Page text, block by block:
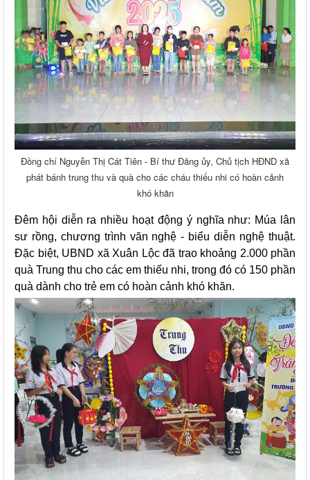
Đồng chí Nguyễn Thị Cát Tiên - Bí thư Đảng ủy, Chủ tịch HĐND xã
phát bánh trung thu và quà cho các cháu thiếu nhi có hoàn cảnh
khó khăn
Đêm hội diễn ra nhiều hoạt động ý nghĩa như: Múa lân
sư rồng, chương trình văn nghệ - biểu diễn nghệ thuật.
Đặc biệt, UBND xã Xuân Lộc đã trao khoảng 2.000 phần
quà Trung thu cho các em thiếu nhi, trong đó có 150 phần
quà dành cho trẻ em có hoàn cảnh khó khăn.